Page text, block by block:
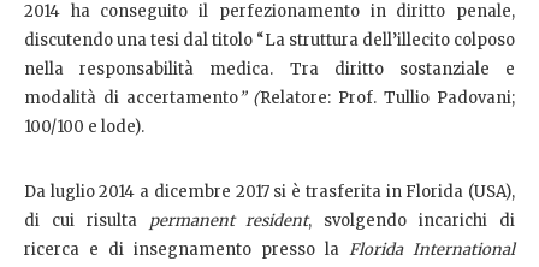
2014 ha conseguito il perfezionamento in diritto penale,
discutendo una tesi dal titolo “La struttura dell’illecito colposo
nella responsabilità medica. Tra diritto sostanziale e
modalità di accertamento” (Relatore: Prof. Tullio Padovani;
100/100 e lode).
Da luglio 2014 a dicembre 2017 si è trasferita in Florida (USA),
di cui risulta permanent resident, svolgendo incarichi di
ricerca e di insegnamento presso la Florida International